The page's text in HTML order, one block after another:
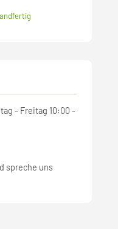
- Freitag 10:00 -
spreche uns